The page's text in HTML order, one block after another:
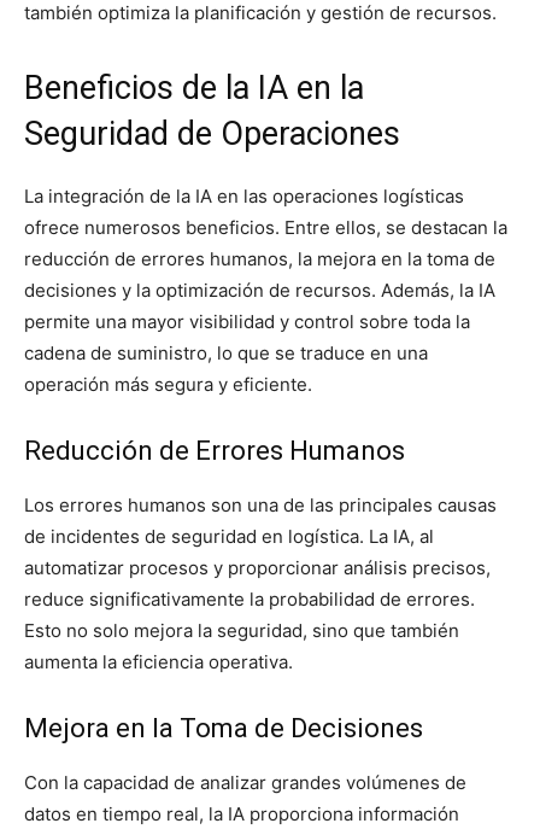
también optimiza la planificación y gestión de recursos.
Beneficios de la IA en la
Seguridad de Operaciones
La integración de la IA en las operaciones logísticas
ofrece numerosos beneficios. Entre ellos, se destacan la
reducción de errores humanos, la mejora en la toma de
decisiones y la optimización de recursos. Además, la IA
permite una mayor visibilidad y control sobre toda la
cadena de suministro, lo que se traduce en una
operación más segura y eficiente.
Reducción de Errores Humanos
Los errores humanos son una de las principales causas
de incidentes de seguridad en logística. La IA, al
automatizar procesos y proporcionar análisis precisos,
reduce significativamente la probabilidad de errores.
Esto no solo mejora la seguridad, sino que también
aumenta la eficiencia operativa.
Mejora en la Toma de Decisiones
Con la capacidad de analizar grandes volúmenes de
datos en tiempo real, la IA proporciona información